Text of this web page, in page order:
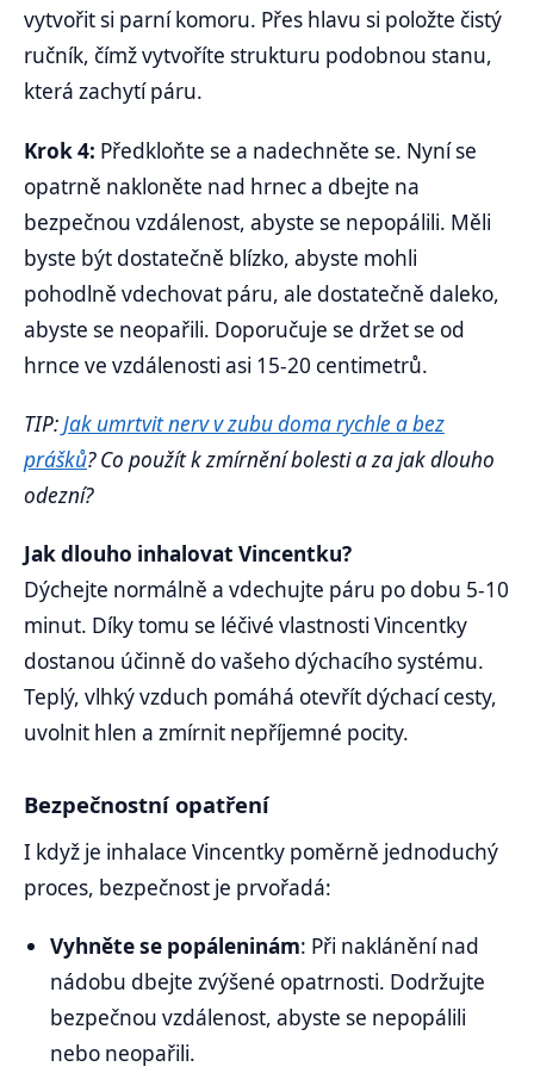
vytvořit si parní komoru. Přes hlavu si položte čistý
ručník, čímž vytvoříte strukturu podobnou stanu,
která zachytí páru.
Krok 4: Předkloňte se a nadechněte se. Nyní se
opatrně nakloněte nad hrnec a dbejte na
bezpečnou vzdálenost, abyste se nepopálili. Měli
byste být dostatečně blízko, abyste mohli
pohodlně vdechovat páru, ale dostatečně daleko,
abyste se neopařili. Doporučuje se držet se od
hrnce ve vzdálenosti asi 15-20 centimetrů.
TIP:Jak umrtvit nerv v zubu doma rychle a bez
prášků? Co použít k zmírnění bolesti a za jak dlouho
odezní?
Jak dlouho inhalovat Vincentku?
Dýchejte normálně a vdechujte páru po dobu 5-10
minut. Díky tomu se léčivé vlastnosti Vincentky
dostanou účinně do vašeho dýchacího systému.
Teplý, vlhký vzduch pomáhá otevřít dýchací cesty,
uvolnit hlen a zmírnit nepříjemné pocity.
Bezpečnostní opatření
I když je inhalace Vincentky poměrně jednoduchý
proces, bezpečnost je prvořadá:
Vyhněte se popáleninám: Při naklánění nad
nádobu dbejte zvýšené opatrnosti. Dodržujte
bezpečnou vzdálenost, abyste se nepopálili
nebo neopařili.